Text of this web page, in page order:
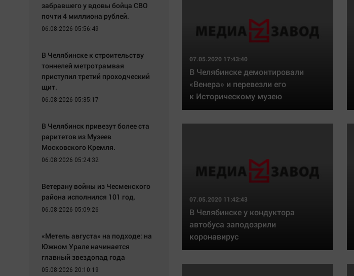
забравшего у вдовы бойца СВО
почти 4 миллиона рублей.
06.08.2026 05:56:49
В Челябинске к строительству
тоннелей метротрамвая
приступил третий проходческий
щит.
06.08.2026 05:35:17
В Челябинск привезут более ста
раритетов из Музеев
Московского Кремля.
06.08.2026 05:24:32
Ветерану войны из Чесменского
района исполнился 101 год.
06.08.2026 05:09:26
«Метель августа» на подходе: на
Южном Урале начинается
главный звездопад года
05.08.2026 20:10:19
07.05.2020 17:43:40
В Челябинске демонтировали
«Венера» и перевезли его
к Историческому музею
07.05.2020 11:42:43
В Челябинске у кондуктора
автобуса заподозрили
коронавирус